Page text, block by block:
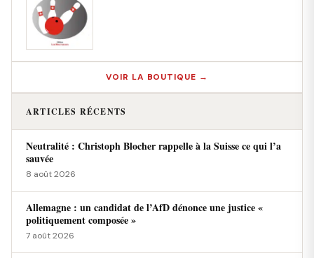
VOIR LA BOUTIQUE →
ARTICLES RÉCENTS
Neutralité : Christoph Blocher rappelle à la Suisse ce qui l’a
sauvée
8 août 2026
Allemagne : un candidat de l’AfD dénonce une justice «
politiquement composée »
7 août 2026